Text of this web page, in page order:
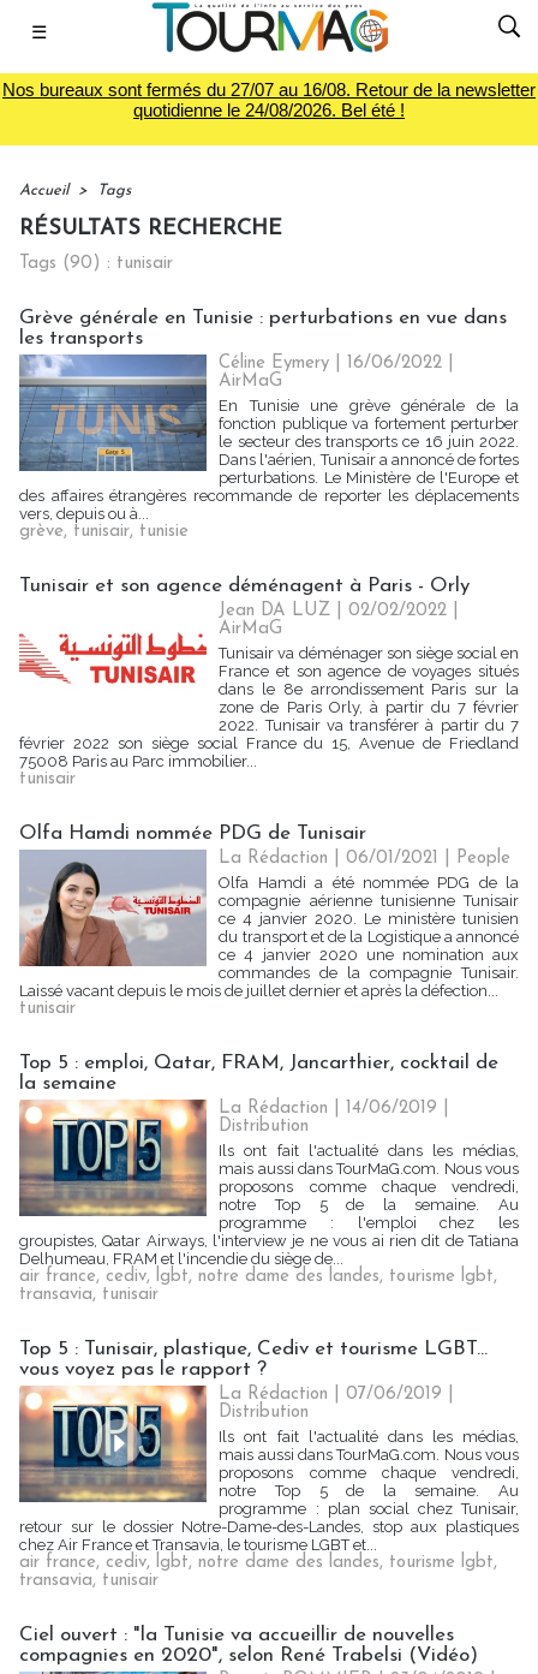
☰
Nos bureaux sont fermés du 27/07 au 16/08. Retour de la newsletter
quotidienne le 24/08/2026. Bel été !
Accueil > Tags
RÉSULTATS RECHERCHE
Tags (90) : tunisair
Grève générale en Tunisie : perturbations en vue dans
les transports
Céline Eymery | 16/06/2022
AirMaG
En Tunisie une grève générale de la
fonction publique va fortement perturber
le secteur des transports ce 16 juin 2022.
Dans l'aérien, Tunisair a annoncé de fortes
perturbations. Le Ministère de l'Europe et
des affaires étrangères recommande de reporter les déplacements
vers, depuis ou à...
grève, tunisair, tunisie
Tunisair et son agence déménagent à Paris - Orly
Jean DA LUZ | 02/02/2022
AirMaG
Tunisair va déménager son siège social en
France et son agence de voyages situés
dans le 8e arrondissement Paris sur la
zone de Paris Orly, à partir du 7 février
2022. Tunisair va transférer à partir du 7
février 2022 son siège social France du 15, Avenue de Friedland
75008 Paris au Parc immobilier...
tunisair
Olfa Hamdi nommée PDG de Tunisair
La Rédaction | 06/01/2021
People
Olfa Hamdi a été nommée PDG de la
compagnie aérienne tunisienne Tunisair
ce 4 janvier 2020. Le ministère tunisien
du transport et de la Logistique a annoncé
ce 4 janvier 2020 une nomination aux
commandes de la compagnie Tunisair.
Laissé vacant depuis le mois de juillet dernier et après la défection...
tunisair
Top 5 : emploi, Qatar, FRAM, Jancarthier, cocktail de
la semaine
La Rédaction | 14/06/2019
Distribution
Ils ont fait l'actualité dans les médias,
mais aussi dans TourMaG.com. Nous vous
proposons comme chaque vendredi,
notre Top 5 de la semaine. Au
programme : l'emploi chez les
groupistes, Qatar Airways, l'interview je ne vous ai rien dit de Tatiana
Delhumeau, FRAM et l'incendie du siège de...
air france, cediv, lgbt, notre dame des landes, tourisme lgbt,
transavia, tunisair
Top 5 : Tunisair, plastique, Cediv et tourisme LGBT...
vous voyez pas le rapport ?
La Rédaction | 07/06/2019
Distribution
Ils ont fait l'actualité dans les médias,
mais aussi dans TourMaG.com. Nous vous
proposons comme chaque vendredi,
notre Top 5 de la semaine. Au
programme : plan social chez Tunisair,
retour sur le dossier Notre-Dame-des-Landes, stop aux plastiques
chez Air France et Transavia, le tourisme LGBT et...
air france, cediv, lgbt, notre dame des landes, tourisme lgbt,
transavia, tunisair
Ciel ouvert : "la Tunisie va accueillir de nouvelles
compagnies en 2020", selon René Trabelsi (Vidéo)